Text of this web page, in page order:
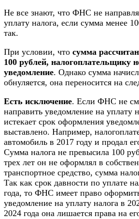
Не все знают, что ФНС не
уплату налога, если сумма менее
так.
При условии, что сумма
100 рублей, налогоплательщику
уведомление. Однако сумма
обнуляется, она переносится на
Есть исключение. Если ФНС не
направить уведомление на уплату
истекает срок оформления
выставлено. Например,
автомобиль в 2017 году и продал
Сумма налога не превысила 100
трех лет он не оформлял в
транспортное средство, сумма
Так как срок давности по уплате
года, то ФНС имеет право
уведомление на уплату налога в
2024 года она лишается права на